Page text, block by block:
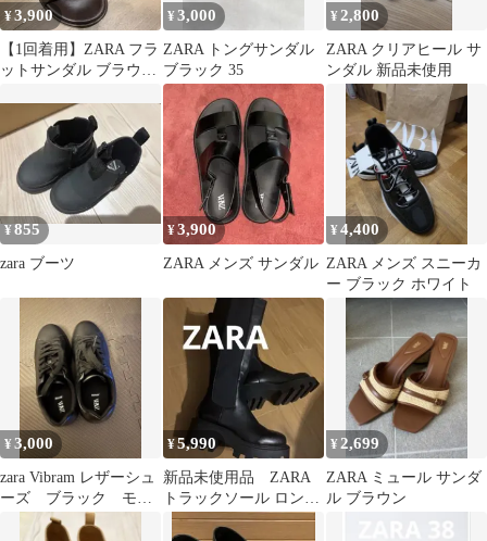
¥3,900
【1回着用】ZARA フラ
ットサンダル ブラウ
¥3,000
ZARA トングサンダル
ブラック 35
¥ 2,800
ZARA クリアヒール サ
ンダル 新品未使用
¥855
zara ブーツ
¥3,900
ZARA メンズ サンダル
¥4,400
ZARA メンズ スニーカ
ー ブラック ホワイト
¥3,000
zara Vibram レザーシュ
ーズ ブラック モー
ド スニーカー 41
¥5,990
新品未使用品 ZARA
トラックソール ロング
ブーツ ブラック
¥ 2,699
ZARA ミュール サンダ
ル ブラウン